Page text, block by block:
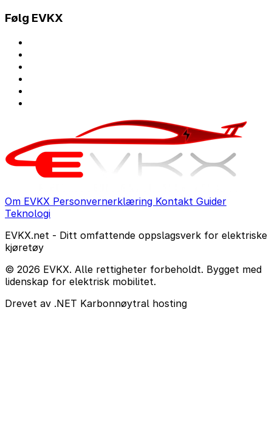
Følg EVKX
Om EVKX Personvernerklæring Kontakt Guider
Teknologi
EVKX.net - Ditt omfattende oppslagsverk for elektriske
kjøretøy
© 2026 EVKX. Alle rettigheter forbeholdt. Bygget med
lidenskap for elektrisk mobilitet.
Drevet av .NET Karbonnøytral hosting